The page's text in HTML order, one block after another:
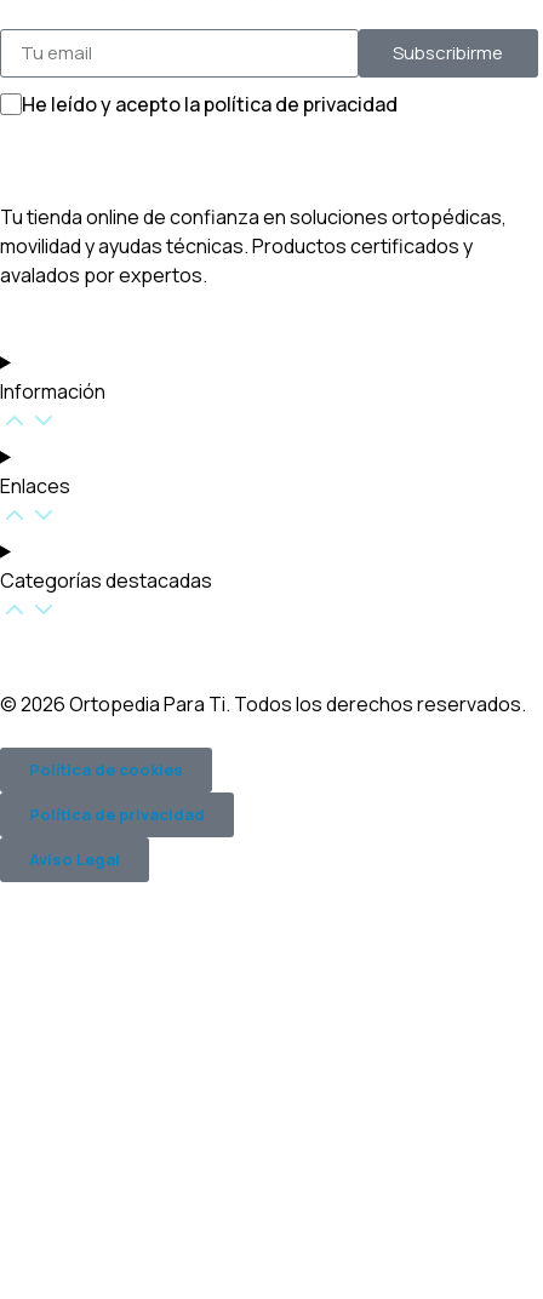
He leído y acepto la política de privacidad
Subscribirme
Tu tienda online de confianza en soluciones ortopédicas,
movilidad y ayudas técnicas. Productos certificados y
avalados por expertos.
Información
Enlaces
Categorías destacadas​
© 2026 Ortopedia Para Ti. Todos los derechos reservados.
Política de cookies
Política de privacidad
Aviso Legal